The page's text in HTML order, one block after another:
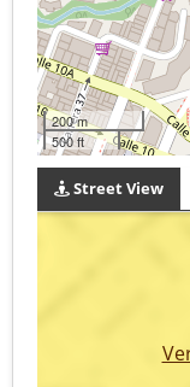
200 m
500 ft
Street View